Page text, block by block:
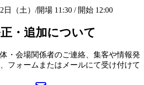
日（土） /開場 11:30 / 開始 12:00
・追加について
・会場関係者のご連絡、集客や情報発
フォームまたはメールにて受け付けて